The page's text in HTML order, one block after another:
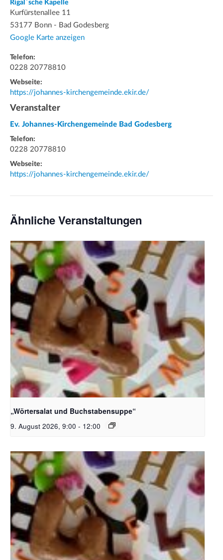
Rigal`sche Kapelle
Kurfürstenallee 11
53177 Bonn - Bad Godesberg
Google Karte anzeigen
Telefon:
0228 20778810
Webseite:
https://johannes-kirchengemeinde.ekir.de/
Veranstalter
Ev. Johannes-Kirchengemeinde Bad Godesberg
Telefon:
0228 20778810
Webseite:
https://johannes-kirchengemeinde.ekir.de/
Ähnliche Veranstaltungen
Bildquelle_ Pixabay Free_Christoph Meinersmann
„Wörtersalat und Buchstabensuppe“
9. August 2026, 9:00 - 12:00